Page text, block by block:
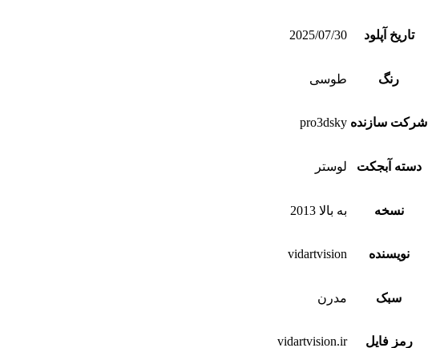
تاریخ آپلود 2025/07/30
رنگ طوسی
شرکت سازنده pro3dsky
دسته آبجکت لوستر
نسخه به بالا 2013
نویسنده vidartvision
سبک مدرن
رمز فایل vidartvision.ir